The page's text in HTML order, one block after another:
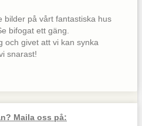
bilder på vårt fantastiska hus
bifogat ett gäng.
och givet att vi kan synka
snarast!
Maila oss på: